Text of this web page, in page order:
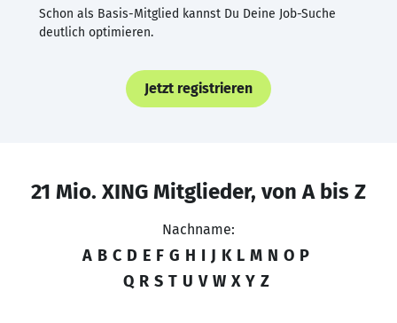
Schon als Basis-Mitglied kannst Du Deine Job-Suche
deutlich optimieren.
Jetzt registrieren
21 Mio. XING Mitglieder, von A bis Z
Nachname:
A B C D E F G H I J K L M N O P
Q R S T U V W X Y Z